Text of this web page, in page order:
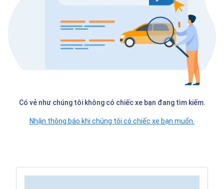
Có vẻ như chúng tôi không có chiếc xe bạn đang tìm kiếm.
Nhận thông báo khi chúng tôi có chiếc xe bạn muốn.